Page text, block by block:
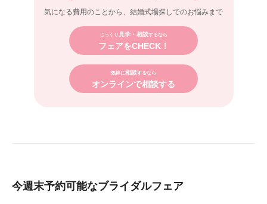
気になる費用のことから、 結婚式場探しでのお悩みまで
じっくり 見学・相談するなら
フェアをCHECK！
気軽に相談するなら
オンラインで相談する
今週末予約可能なブライダルフェア